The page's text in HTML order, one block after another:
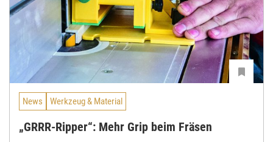
News Werkzeug & Material
„GRRR-Ripper“: Mehr Grip beim Fräsen